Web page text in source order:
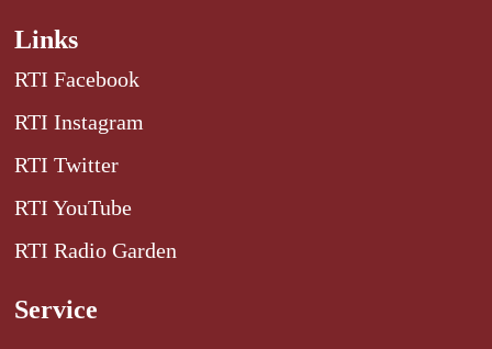
Links
RTI Facebook
RTI Instagram
RTI Twitter
RTI YouTube
RTI Radio Garden
Service